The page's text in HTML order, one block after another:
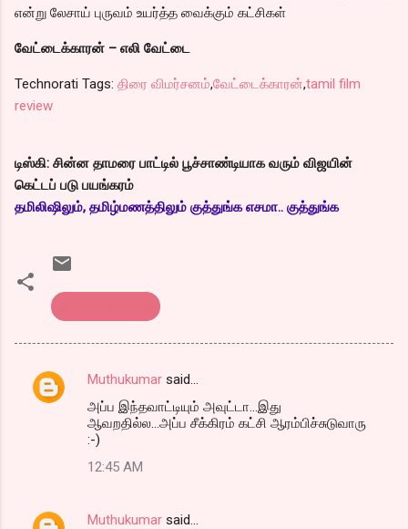
என்று லேசாய் புருவம் உயர்த்த வைக்கும் கட்சிகள்
வேட்டைக்காரன் – எலி வேட்டை
Technorati Tags: திரை விமர்சனம்,வேட்டைக்காரன்,tamil film
review
டிஸ்கி: சின்ன தாமரை பாட்டில் பூச்சாண்டியாக வரும் விஜயின்
கெட்டப் படு பயங்கரம்
தமிலிஷிலும், தமிழ்மணத்திலும் குத்துங்க எசமா.. குத்துங்க
C
n
Muthukumar said…
அப்ப இந்தவாட்டியும் அவுட்டா...இது
ஆவறதில்ல...அப்ப சீக்கிரம் கட்சி ஆரம்பிச்சுடுவாரு
:-)
12:45 AM
Muthukumar said…